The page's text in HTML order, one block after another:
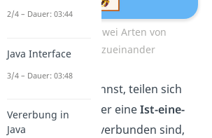
Klassen haben zwei Arten von
Beziehungen zueinander
Wie du erkennen kannst, teilen sich
alle Gruppen, die über eineIst-eine-
Art-von-Beziehung
verbunden sind,
2/4 – Dauer: 03:44
Java Interface
3/4 – Dauer: 03:48
Vererbung in
Java